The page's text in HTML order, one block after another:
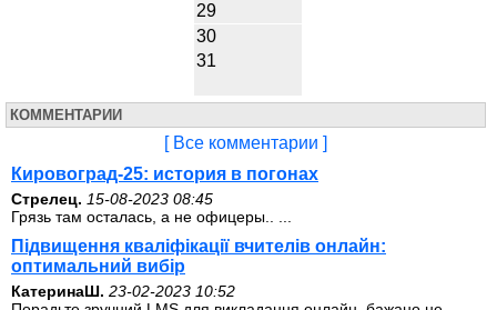
29
30
31
КОММЕНТАРИИ
[ Все комментарии ]
Кировоград-25: история в погонах
Стрелец. 15-08-2023 08:45
Грязь там осталась, а не офицеры.. ...
Підвищення кваліфікації вчителів онлайн:
оптимальний вибір
КатеринаШ. 23-02-2023 10:52